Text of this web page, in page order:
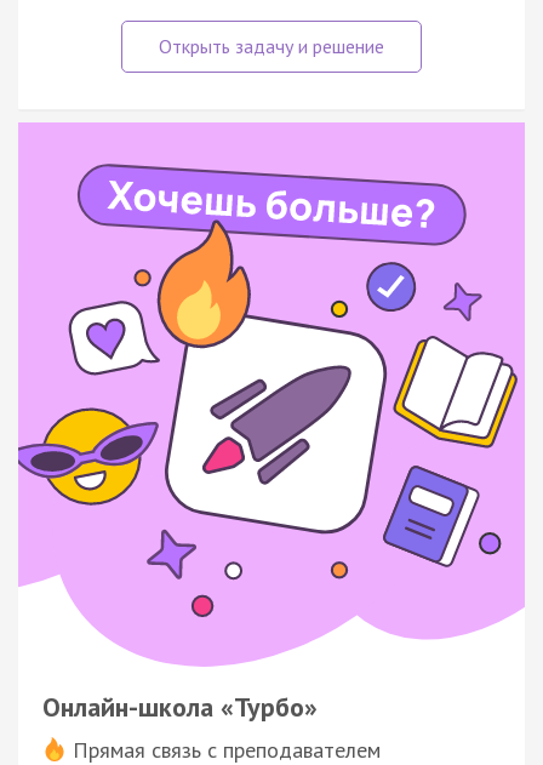
Онлайн-школа «Турбо»
Прямая связь с преподавателем